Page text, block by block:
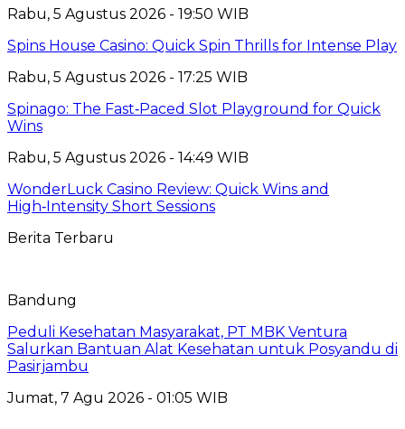
Rabu, 5 Agustus 2026 - 19:50 WIB
Spins House Casino: Quick Spin Thrills for Intense Play
Rabu, 5 Agustus 2026 - 17:25 WIB
Spinago: The Fast‑Paced Slot Playground for Quick
Wins
Rabu, 5 Agustus 2026 - 14:49 WIB
WonderLuck Casino Review: Quick Wins and
High‑Intensity Short Sessions
Berita Terbaru
Bandung
Peduli Kesehatan Masyarakat, PT MBK Ventura
Salurkan Bantuan Alat Kesehatan untuk Posyandu di
Pasirjambu
Jumat, 7 Agu 2026 - 01:05 WIB